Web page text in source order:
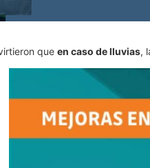
que en caso de lluvias,